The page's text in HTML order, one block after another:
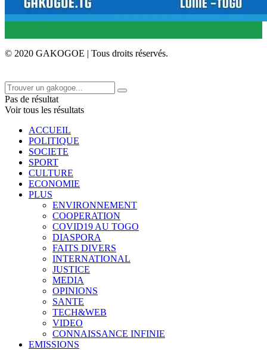
© 2020 GAKOGOE | Tous droits réservés.
Pas de résultat
Voir tous les résultats
ACCUEIL
POLITIQUE
SOCIETE
SPORT
CULTURE
ECONOMIE
PLUS
ENVIRONNEMENT
COOPERATION
COVID19 AU TOGO
DIASPORA
FAITS DIVERS
INTERNATIONAL
JUSTICE
MEDIA
OPINIONS
SANTE
TECH&WEB
VIDEO
CONNAISSANCE INFINIE
EMISSIONS